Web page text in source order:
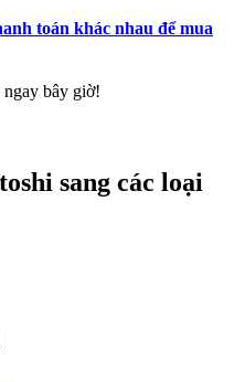
giá trị đều đặn
toán khác nhau để mua
ngay bây giờ!
sang các loại